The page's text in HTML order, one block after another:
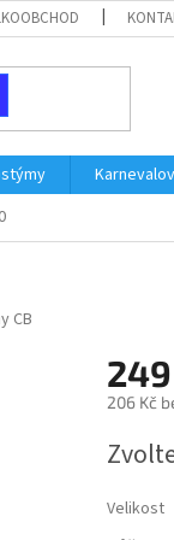
CB
206 Kč
cena:
Velikost